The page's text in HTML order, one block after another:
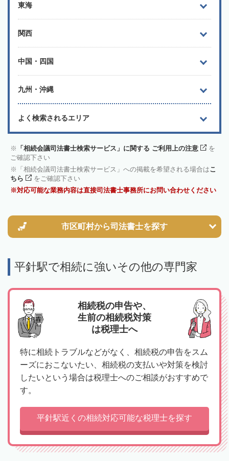
東海
関西
中国・四国
九州・沖縄
よく検索されるエリア
「相続会議司法書士検索サービス」に関する ご利用上の注意
を
ご確認下さい
「相続会議司法書士検索サービス」への掲載を希望される場合はこ
ちら
をご確認下さい
対応可能な業務内容は直接司法書士事務所にお問い合わせください
市区町村から司法書士を探す
平針駅で相続に強いその他の専門家
相続税の申告や、
生前の相続税対策
は税理士へ
特に相続トラブルなどがなく、相続税の申告をスム
ーズにおこないたい、相続税の支払いや対策を検討
したいという場合は税理士へのご相談がおすすめで
す。
平針駅近くの相続対応可能な税理士を探す